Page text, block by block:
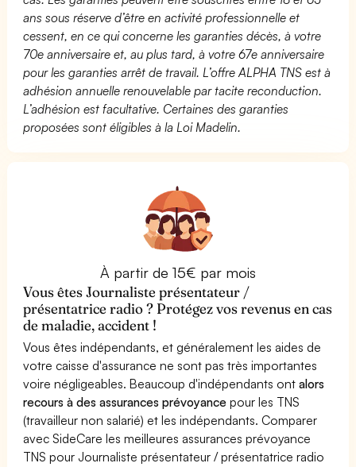
ans sous réserve d’être en activité professionnelle et
cessent, en ce qui concerne les garanties décès, à votre
70e anniversaire et, au plus tard, à votre 67e anniversaire
pour les garanties arrêt de travail. L’offre ALPHA TNS est à
adhésion annuelle renouvelable par tacite reconduction.
L’adhésion est facultative. Certaines des garanties
proposées sont éligibles à la Loi Madelin.
À partir de 15€ par mois
Vous êtes Journaliste présentateur /
présentatrice radio ? Protégez vos revenus en cas
de maladie, accident !
Vous êtes indépendants, et généralement les aides de
votre caisse d'assurance ne sont pas très importantes
voire négligeables. Beaucoup d'indépendants ontalors
recours à des assurances prévoyance pour les TNS
(travailleur non salarié) et les indépendants. Comparer
avec SideCare les meilleures assurances prévoyance
TNS pour Journaliste présentateur / présentatrice radio